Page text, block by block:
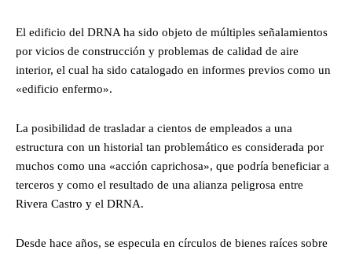
El edificio del DRNA ha sido objeto de múltiples señalamientos
por vicios de construcción y problemas de calidad de aire
interior, el cual ha sido catalogado en informes previos como un
«edificio enfermo».
La posibilidad de trasladar a cientos de empleados a una
estructura con un historial tan problemático es considerada por
muchos como una «acción caprichosa», que podría beneficiar a
terceros y como el resultado de una alianza peligrosa entre
Rivera Castro y el DRNA.
Desde hace años, se especula en círculos de bienes raíces sobre